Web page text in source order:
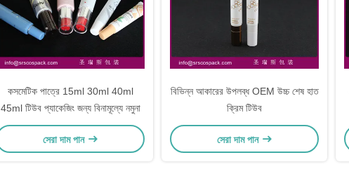
কসমেটিক পাত্রে 15ml 30ml 40ml
45ml টিউব প্যাকেজিং জন্য বিনামূল্যে নমুনা
সেরা দাম পান
বিভিন্ন আকারের উপলব্ধ OEM উচ্চ শেষ হাত
ক্রিম টিউব
সেরা দাম পান